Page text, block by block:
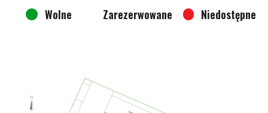
Wolne Zarezerwowane Niedostępne